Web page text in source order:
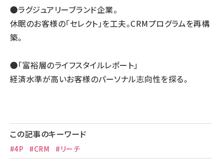
●ラグジュアリーブランド企業。
休眠のお客様の「セレクト」を工夫。CRMプログラムを再構
築。
●「富裕層のライフスタイルレポート」
経済水準が高いお客様のパーソナル志向性を探る。
この記事のキーワード
#4P #CRM #リーチ